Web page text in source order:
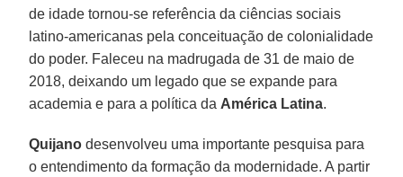
de idade tornou-se referência da ciências sociais
latino-americanas pela conceituação de colonialidade
do poder. Faleceu na madrugada de 31 de maio de
2018, deixando um legado que se expande para
academia e para a política da América Latina.
Quijano desenvolveu uma importante pesquisa para
o entendimento da formação da modernidade. A partir